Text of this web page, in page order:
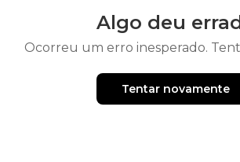
Algo deu
Ocorreu um erro inesperado.
Tentar novamente